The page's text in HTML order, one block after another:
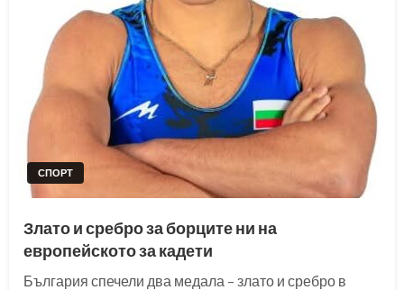
СПОРТ
Злато и сребро за борците ни на
европейското за кадети
България спечели два медала – злато и сребро в